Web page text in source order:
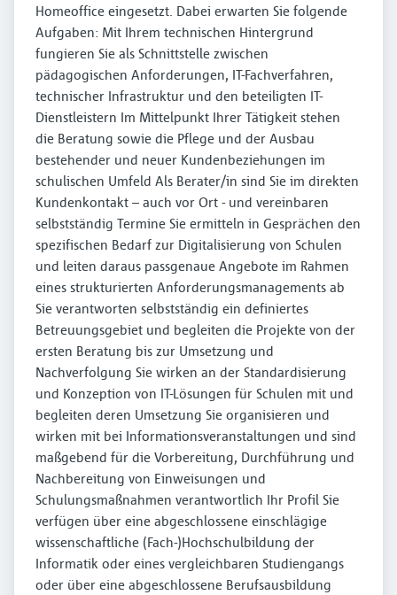
Homeoffice eingesetzt. Dabei erwarten Sie folgende
Aufgaben: Mit Ihrem technischen Hintergrund
fungieren Sie als Schnittstelle zwischen
pädagogischen Anforderungen, IT-Fachverfahren,
technischer Infrastruktur und den beteiligten IT-
Dienstleistern Im Mittelpunkt Ihrer Tätigkeit stehen
die Beratung sowie die Pflege und der Ausbau
bestehender und neuer Kundenbeziehungen im
schulischen Umfeld Als Berater/in sind Sie im direkten
Kundenkontakt – auch vor Ort - und vereinbaren
selbstständig Termine Sie ermitteln in Gesprächen den
spezifischen Bedarf zur Digitalisierung von Schulen
und leiten daraus passgenaue Angebote im Rahmen
eines strukturierten Anforderungsmanagements ab
Sie verantworten selbstständig ein definiertes
Betreuungsgebiet und begleiten die Projekte von der
ersten Beratung bis zur Umsetzung und
Nachverfolgung Sie wirken an der Standardisierung
und Konzeption von IT-Lösungen für Schulen mit und
begleiten deren Umsetzung Sie organisieren und
wirken mit bei Informationsveranstaltungen und sind
maßgebend für die Vorbereitung, Durchführung und
Nachbereitung von Einweisungen und
Schulungsmaßnahmen verantwortlich Ihr Profil Sie
verfügen über eine abgeschlossene einschlägige
wissenschaftliche (Fach-)Hochschulbildung der
Informatik oder eines vergleichbaren Studiengangs
oder über eine abgeschlossene Berufsausbildung